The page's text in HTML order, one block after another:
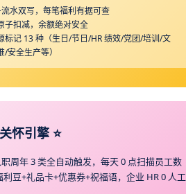
流水双写，每笔福利有据可查
子扣减，余额绝对安全
标记 13 种（生日/节日/HR 绩效/党团/培训/文
安全生产等）
怀引擎 ⭐
周年 3 类全自动触发，每天 0 点扫描员工数
豆+礼品卡+优惠券+祝福语，企业 HR 0 人工